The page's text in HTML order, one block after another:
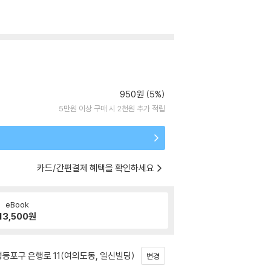
950원 (5%)
5만원 이상 구매 시 2천원 추가 적립
카드/간편결제 혜택을 확인하세요
eBook
원
포구 은행로 11(여의도동, 일신빌딩) 변경